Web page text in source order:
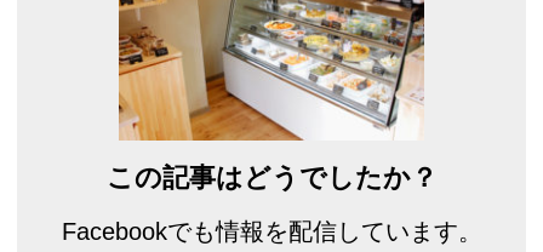
この記事はどうでしたか？
Facebookでも情報を配信しています。